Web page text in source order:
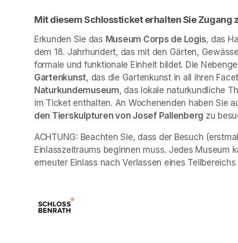
Mit diesem Schlossticket erhalten Sie Zugang
Erkunden Sie das Museum Corps de Logis, das
dem 18. Jahrhundert, das mit den Gärten,
formale und funktionale Einheit bildet. Die
Gartenkunst, das die Gartenkunst in all ihren
Naturkundemuseum, das lokale naturkundliche
im Ticket enthalten. An Wochenenden haben Sie
den Tierskulpturen von Josef Pallenberg zu
ACHTUNG: Beachten Sie, dass der Besuch
Einlasszeitraums beginnen muss. Jedes Museum
erneuter Einlass nach Verlassen eines